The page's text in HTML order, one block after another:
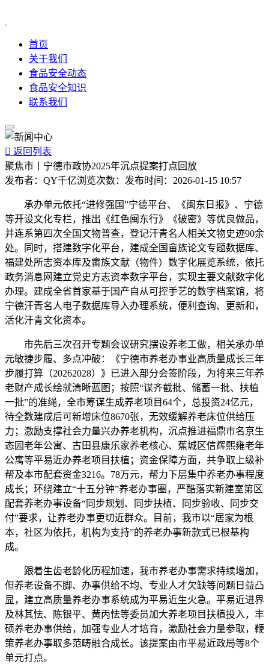
首页
关于我们
食品安全动态
食品安全知识
联系我们
 返回列表
聚焦市丨宁德市政协2025年沉点提案打点回放
发布者： QY千亿浏览次数： 发布时间： 2026-01-15 10:57
承办单元依托“进修强国”宁德平台、《闽东日报》、宁德
等开设文化专栏，推出《红色闽东行》《破密》等优良做品，
并连系第四次全国文物普查，登记汗青名人相关文物史迹90余
处。同时，搭建数字化平台，建成全国畲族论文专题数据库、
福建处所志资本库及畲族文献（物件）数字化展览系统，依托
政务消息网建立党史方志资本数字平台，实现主要文献数字化
办理。建成全省首家基于国产自从可控手艺的数字档案馆，将
宁德汗青名人电子数据库导入办理系统，便利查询、更新和，
活化汗青文化资本。
市先后三次召开专题会议研究摆设养老工做，相关承办单
元敏捷步履、多点冲破：《宁德市养老办事业高质量成长三年
步履打算（20262028）》已进入部分会签阶段，为将来三年养
老财产成长绘就清晰蓝图；按照“谋齐截批、储蓄一批、扶植
一批”的准绳，全市筹谋生成养老项目64个，总投资24亿元，
待全数建成后可新增床位8670张，无效缓解养老床位供给压
力；激励支撑社会力量兴办养老机构，沉点推进福鼎市名京生
态园老年公寓、古田县康乐家养老核心、蕉城区信辉熙雍老年
公寓等平易近办养老项目扶植；资金保障方面，共争取上级补
帮及本市配套资金3216。78万元，帮力下层集中养老办事程度
成长；环绕建立“十五分钟”养老办事圈，严酷落实新建室第区
配套养老办事设备“同步规划、同步扶植、同步验收、同步交
付”要求，让养老办事更切近群众。目前，我市以“居家为根
本，社区为依托，机构为支持”的养老办事新款式已根基构
成。
跟着生齿老龄化历程加速，我市养老办事需求持续增加，
但养老设备不脚、办事供给不均、专业人才欠缺等问题日益凸
显，建立高质量养老办事系统成为平易近生火急。平易近进界
及林其怯、陈银平、黄丙怯等委员加大养老项目扶植投入，丰
硕养老办事供给，加强专业人才培育，激励社会力量参取，鞭
策养老办事取多范畴融合成长。该提案由市平易近政局等8个
单元打点。